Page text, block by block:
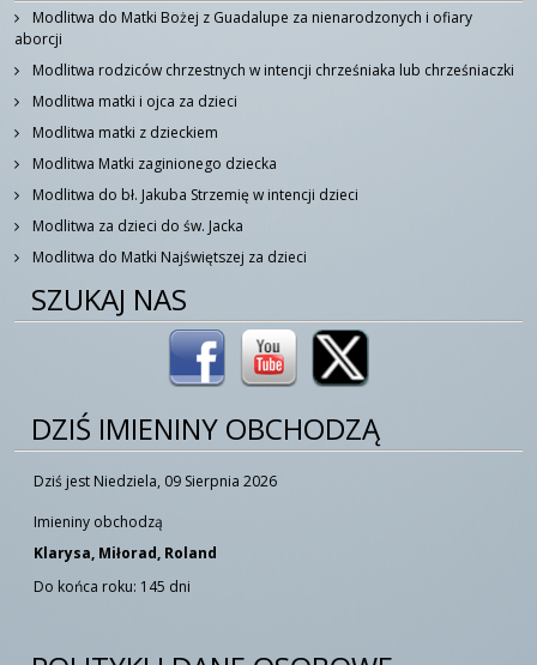
Modlitwa do Matki Bożej z Guadalupe za nienarodzonych i ofiary
aborcji
Modlitwa rodziców chrzestnych w intencji chrześniaka lub chrześniaczki
Modlitwa matki i ojca za dzieci
Modlitwa matki z dzieckiem
Modlitwa Matki zaginionego dziecka
Modlitwa do bł. Jakuba Strzemię w intencji dzieci
Modlitwa za dzieci do św. Jacka
Modlitwa do Matki Najświętszej za dzieci
SZUKAJ NAS
DZIŚ IMIENINY OBCHODZĄ
Dziś jest Niedziela, 09 Sierpnia 2026
Imieniny obchodzą
Klarysa, Miłorad, Roland
Do końca roku: 145 dni